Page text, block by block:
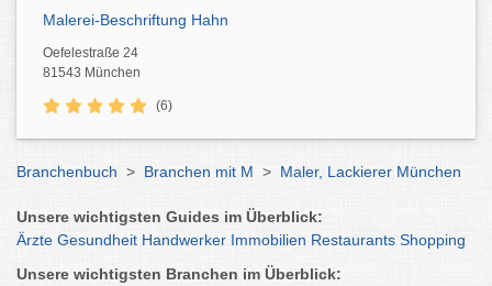
Malerei-Beschriftung Hahn
Oefelestraße 24
81543 München
(6)
Branchenbuch > Branchen mit M > Maler, Lackierer München
Unsere wichtigsten Guides im Überblick:
Ärzte Gesundheit Handwerker Immobilien Restaurants Shopping
Unsere wichtigsten Branchen im Überblick: